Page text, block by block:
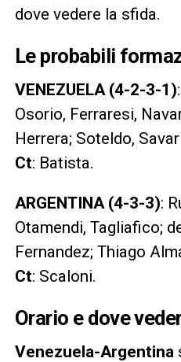
dove vedere la sfida.
Le probabili
VENEZUELA (4-2-3-1)
Osorio, Ferraresi,
Herrera; Soteldo,
Ct: Batista.
ARGENTINA (4-3-3):
Otamendi, Tagliafico;
Fernandez; Thiago
Ct: Scaloni.
Orario e dove
Venezuela-Argentina